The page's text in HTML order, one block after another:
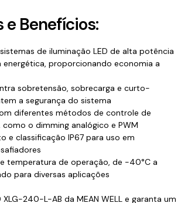
Benefícios:
de iluminação LED de alta potência
energética, proporcionando economia a
sobretensão, sobrecarga e curto-
a segurança do sistema
diferentes métodos de controle de
como o dimming analógico e PWM
e classificação IP67 para uso em
temperatura de operação, de -40°C a
para diversas aplicações
XLG-240-L-AB da MEAN WELL e garanta um